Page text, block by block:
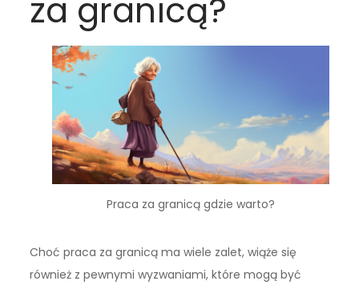
za granicą?
Praca za granicą gdzie warto?
Choć praca za granicą ma wiele zalet, wiąże się
również z pewnymi wyzwaniami, które mogą być